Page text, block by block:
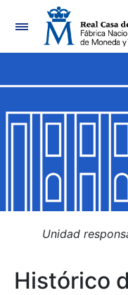
Mostrar/Ocultar
Mostrar/Ocultar
Mostrar/Ocultar
Mostrar/Ocultar
Unidad
Histórico